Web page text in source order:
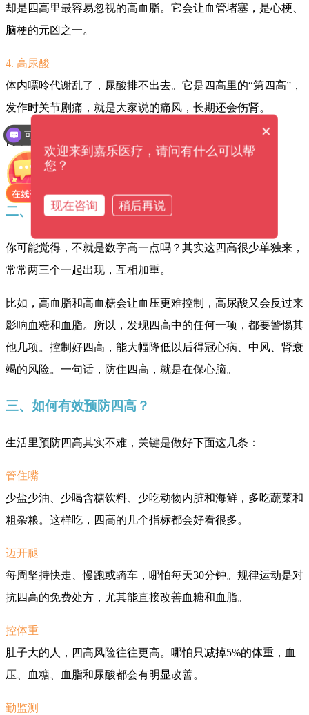
却是四高里最容易忽视的高血脂。它会让血管堵塞，是心梗、
脑梗的元凶之一。
4. 高尿酸
体内嘌呤代谢乱了，尿酸排不出去。它是四高里的“第四高”，
发作时关节剧痛，就是大家说的痛风，长期还会伤肾。
简单来说，四高都会直接损伤血管和脏器。
二、四高为什么必须重视？
你可能觉得，不就是数字高一点吗？其实这四高很少单独来，
常常两三个一起出现，互相加重。
比如，高血脂和高血糖会让血压更难控制，高尿酸又会反过来
影响血糖和血脂。所以，发现四高中的任何一项，都要警惕其
他几项。控制好四高，能大幅降低以后得冠心病、中风、肾衰
竭的风险。一句话，防住四高，就是在保心脑。
三、如何有效预防四高？
生活里预防四高其实不难，关键是做好下面这几条：
管住嘴
少盐少油、少喝含糖饮料、少吃动物内脏和海鲜，多吃蔬菜和
粗杂粮。这样吃，四高的几个指标都会好看很多。
迈开腿
每周坚持快走、慢跑或骑车，哪怕每天30分钟。规律运动是对
抗四高的免费处方，尤其能直接改善血糖和血脂。
控体重
肚子大的人，四高风险往往更高。哪怕只减掉5%的体重，血
压、血糖、血脂和尿酸都会有明显改善。
勤监测
可以提供解决方案吗？
×
欢迎来到嘉乐医疗，请问有什么可以帮
您？
现在咨询 稍后再说